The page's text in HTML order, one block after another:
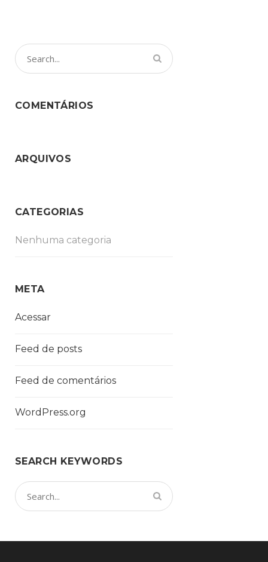
COMENTÁRIOS
ARQUIVOS
CATEGORIAS
Nenhuma categoria
META
Acessar
Feed de posts
Feed de comentários
WordPress.org
SEARCH KEYWORDS